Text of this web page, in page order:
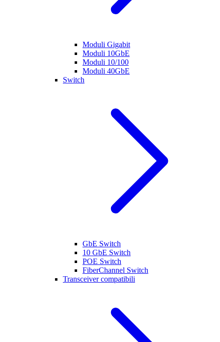
Moduli Gigabit
Moduli 10GbE
Moduli 10/100
Moduli 40GbE
Switch
GbE Switch
10 GbE Switch
POE Switch
FiberChannel Switch
Transceiver compatibili